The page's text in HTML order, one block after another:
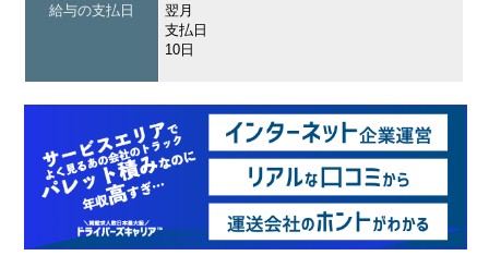
給与の支払日
翌月
支払日
10日